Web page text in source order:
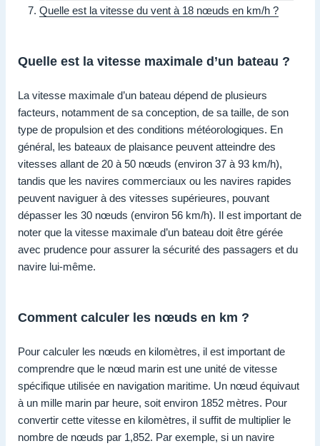
Quelle est la vitesse du vent à 18 nœuds en km/h ?
Quelle est la vitesse maximale d’un bateau ?
La vitesse maximale d’un bateau dépend de plusieurs
facteurs, notamment de sa conception, de sa taille, de son
type de propulsion et des conditions météorologiques. En
général, les bateaux de plaisance peuvent atteindre des
vitesses allant de 20 à 50 nœuds (environ 37 à 93 km/h),
tandis que les navires commerciaux ou les navires rapides
peuvent naviguer à des vitesses supérieures, pouvant
dépasser les 30 nœuds (environ 56 km/h). Il est important de
noter que la vitesse maximale d’un bateau doit être gérée
avec prudence pour assurer la sécurité des passagers et du
navire lui-même.
Comment calculer les nœuds en km ?
Pour calculer les nœuds en kilomètres, il est important de
comprendre que le nœud marin est une unité de vitesse
spécifique utilisée en navigation maritime. Un nœud équivaut
à un mille marin par heure, soit environ 1852 mètres. Pour
convertir cette vitesse en kilomètres, il suffit de multiplier le
nombre de nœuds par 1,852. Par exemple, si un navire